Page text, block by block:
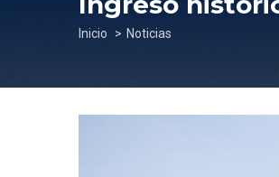
Sobrescribir
de
ayuda
Inicio Noticias